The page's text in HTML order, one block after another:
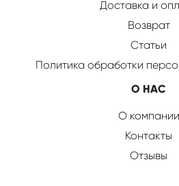
Доставка и
Возврат
Статьи
Политика обработки
О НАС
О компании
Контакты
Отзывы